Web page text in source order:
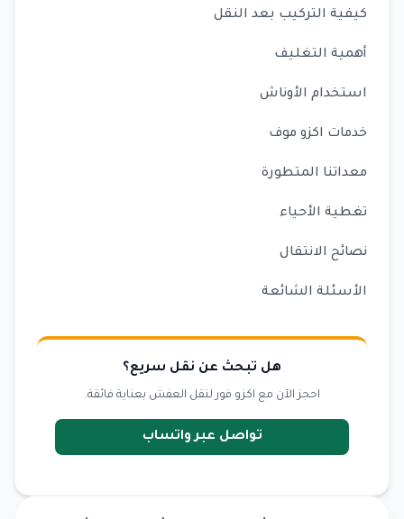
كيفية التركيب بعد النقل
أهمية التغليف
استخدام الأوناش
خدمات اكزو موف
معداتنا المتطورة
تغطية الأحياء
نصائح الانتقال
الأسئلة الشائعة
هل تبحث عن نقل سريع؟
احجز الآن مع اكزو فور لنقل العفش بعناية فائقة.
تواصل عبر واتساب